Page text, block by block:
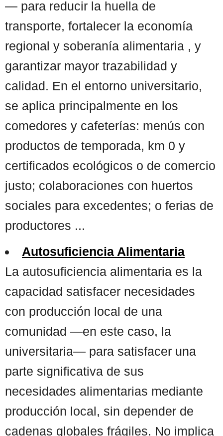
— para reducir la huella de
transporte, fortalecer la economía
regional y soberanía alimentaria , y
garantizar mayor trazabilidad y
calidad. En el entorno universitario,
se aplica principalmente en los
comedores y cafeterías: menús con
productos de temporada, km 0 y
certificados ecológicos o de comercio
justo; colaboraciones con huertos
sociales para excedentes; o ferias de
productores ...
Autosuficiencia Alimentaria
La autosuficiencia alimentaria es la
capacidad satisfacer necesidades
con producción local de una
comunidad —en este caso, la
universitaria— para satisfacer una
parte significativa de sus
necesidades alimentarias mediante
producción local, sin depender de
cadenas globales frágiles. No implica